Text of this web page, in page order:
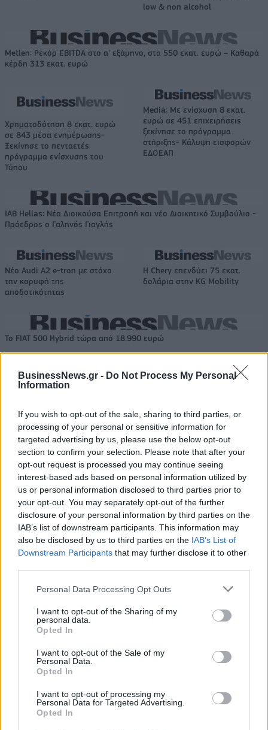
BusinessNews.gr - Do Not Process My Personal
Information
If you wish to opt-out of the sale, sharing to third parties, or
processing of your personal or sensitive information for
targeted advertising by us, please use the below opt-out
section to confirm your selection. Please note that after your
opt-out request is processed you may continue seeing
interest-based ads based on personal information utilized by
us or personal information disclosed to third parties prior to
your opt-out. You may separately opt-out of the further
disclosure of your personal information by third parties on the
IAB’s list of downstream participants. This information may
also be disclosed by us to third parties on the IAB’s List of
Downstream Participants that may further disclose it to other
Personal Data Processing Opt Outs
I want to opt-out of the Sharing of my
personal data.
Opted In
I want to opt-out of the Sale of my
Personal Data.
Opted In
I want to opt-out of processing my
Personal Data for Targeted Advertising.
Opted In
low & non alcohol
Metlen: Ρεκόρ EBITDA στο α' εξάμηνο, στα 550 εκατ. ευρώ – Καθαρά
κέρδη 313 εκατ. ευρώ
Χρηματοδότηση 8 εκατ. ευρώ
σε 843 μέσα ενημέρωσης-
Ξεκίνησε το πενταετές
πρόγραμμα ενίσχυσης του
Τύπου
Media: Με ενίσχυση 8 εκατ.
ευρώ σε 451 επιχειρήσεις
ξεκίνησε το πρόγραμμα
στήριξης- Κάλυψη εισφορών
ΕΔΟΕΑΠ
IAB Hellas: Νέα Διοικούσα Επιτροπή και νέο Διοικητικό Συμβούλιο -
Πρόεδρος ο Γαληνός Γιαγλής
Νέο Audi A2 e-tron με στόχο
την κορυφή της
αποδοτικότητας
Η Chery επενδύει 75 εκατ.
δολάρια στην KG Mobility
Το FIAT 500 Hybrid τώρα από 18.990 ευρώ
Ουκρανία: Με Μίχαϊλιουκ και
ανάρτηση που έκανε
HELLENiQ ENERGY: Κέρδη 393 εκατ. ευρώ στο α' εξάμηνο – Στα 734
εκατ. ευρώ τα EBITDA
Viohalco: Αυξημένος κατά 14%
ο τζίρος στο α' εξάμηνο, στα 4,3
δισ. ευρώ – Στα 446 εκατ. ευρώ
ΥΠΕΘΟΟ: Νέες επενδύσεις 1
δισ. ευρώ ως το 2028 για την
Ενέργεια
Η συμφωνία Arval-Athlon αναδιαμορφώνει την αγορά leasing
VW: Η δύσκολη εξίσωση της
αναδιάρθρωσης
18η συνεχόμενη χρονιά για τον